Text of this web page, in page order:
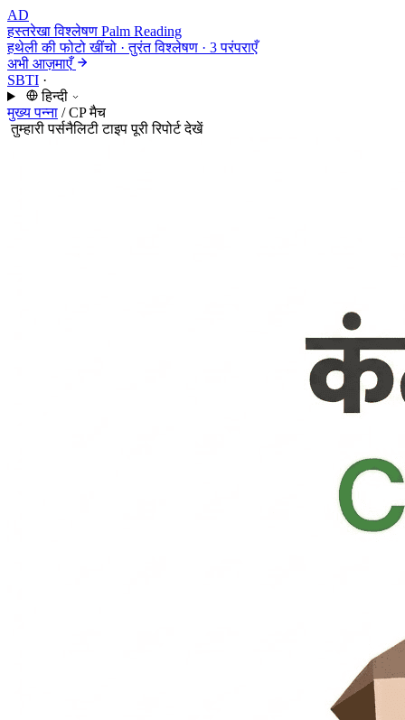
AD
हस्तरेखा विश्लेषण Palm Reading
हथेली की फोटो खींचो · तुरंत विश्लेषण · 3 परंपराएँ
अभी आज़माएँ
SBTI ·
हिन्दी
मुख्य पन्ना / CP मैच
तुम्हारी पर्सनैलिटी टाइप पूरी रिपोर्ट देखें